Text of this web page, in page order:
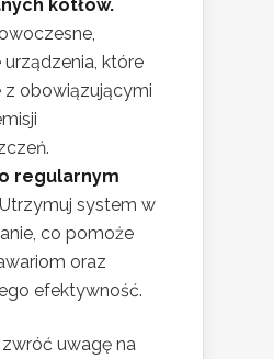
kotłów.
które
z obowiązującymi
regularnym
Utrzymuj system w
co pomoże
oraz
efektywność.
uwagę na